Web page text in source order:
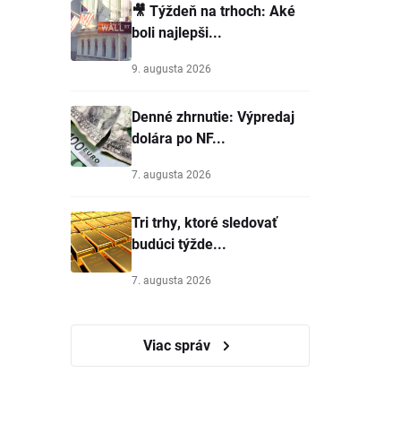
🎥 Týždeň na trhoch: Aké
boli najlepši...
9. augusta 2026
Denné zhrnutie: Výpredaj
dolára po NF...
7. augusta 2026
Tri trhy, ktoré sledovať
budúci týžde...
7. augusta 2026
Viac správ